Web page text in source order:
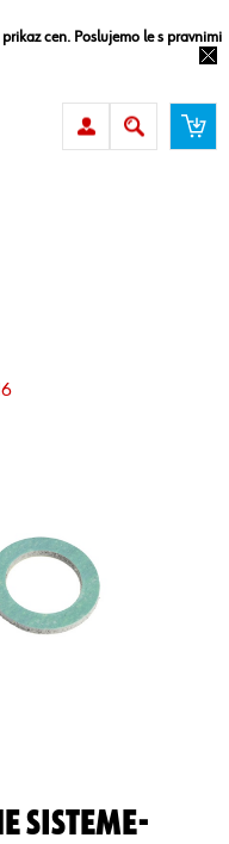
prikaz cen. Poslujemo le s pravnimi
SISTEME-